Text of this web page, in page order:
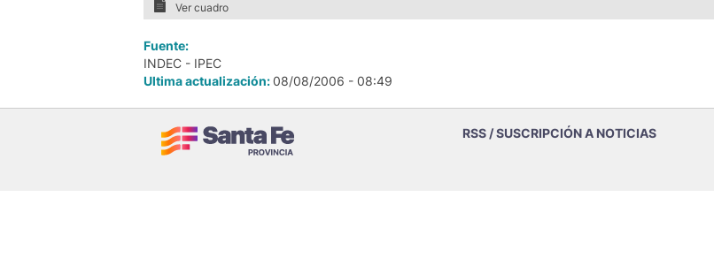
Ver cuadro
Fuente:
INDEC - IPEC
Ultima actualización:08/08/2006 - 08:49
RSS / SUSCRIPCIÓN A NOTICIAS